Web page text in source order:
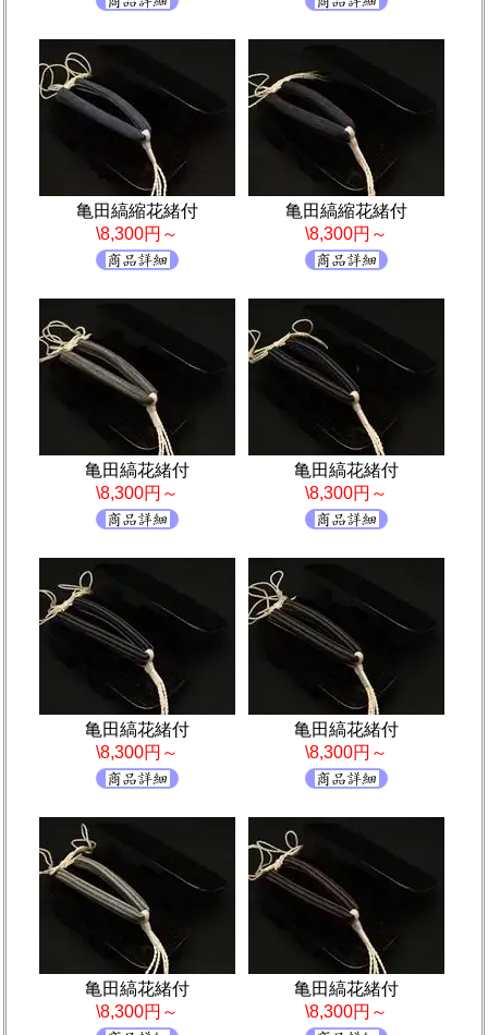
亀田縞縮花緒付
\8,300円～
亀田縞縮花緒付
\8,300円～
亀田縞花緒付
\8,300円～
亀田縞花緒付
\8,300円～
亀田縞花緒付
\8,300円～
亀田縞花緒付
\8,300円～
亀田縞花緒付
\8,300円～
亀田縞花緒付
\8,300円～